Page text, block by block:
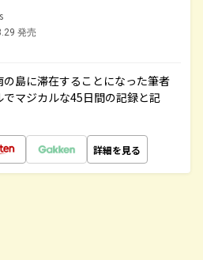
発売
島に滞在することになった筆者
マジカルな45日間の記録と記
詳細を見る